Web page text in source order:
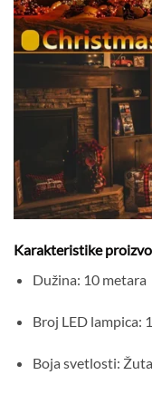
Karakteristike
Dužina: 10 metara
Broj LED lampica:
Boja svetlosti: Žuta